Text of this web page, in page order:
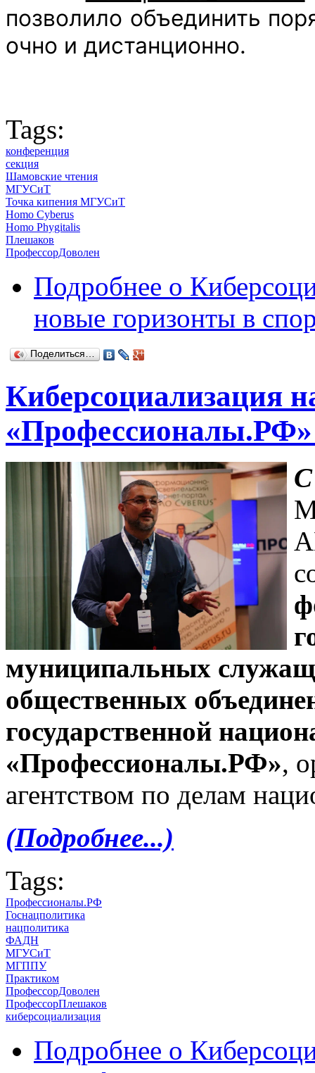
позволило объединить
очно и дистанционно.
Tags:
конференция
секция
Шамовские чтения
МГУСиТ
Точка кипения МГУСиТ
Homo Cyberus
Homo Phygitalis
Плешаков
ПрофессорДоволен
Подробнее о
новые горизонты в
Поделиться…
Киберсоциализация
«Профессионалы.РФ»
С
муниципальных
общественных
государственной
«Профессионалы.РФ»,
агентством по делам
(Подробнее...)
Tags:
Профессионалы.РФ
Госнацполитика
нацполитика
ФАДН
МГУСиТ
МГППУ
Практиком
ПрофессорДоволен
ПрофессорПлешаков
киберсоциализация
Подробнее о